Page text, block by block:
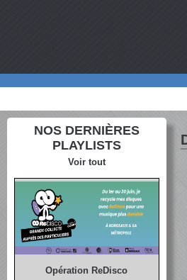
NOS DERNIÈRES
PLAYLISTS
Voir tout
Opération ReDisco